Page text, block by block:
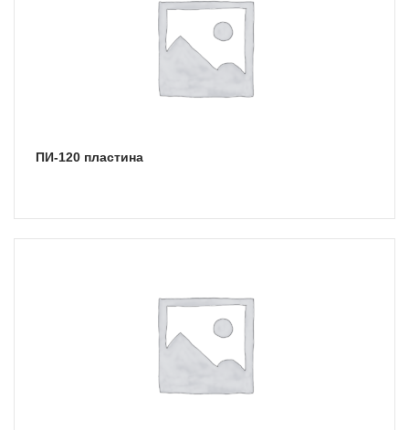
ПИ-120 пластина